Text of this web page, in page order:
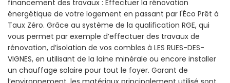
financement des travaux : Effectuer la rénovation
énergétique de votre logement en passant par l'Éco Prêt à
Taux Zéro. Grâce au système de la qualification RGE, qui
vous permet par exemple d’effectuer des travaux de
rénovation, d’isolation de vos combles à LES RUES-DES-
VIGNES, en utilisant de la laine minérale ou encore installer
un chauffage solaire pour tout le foyer. Garant de